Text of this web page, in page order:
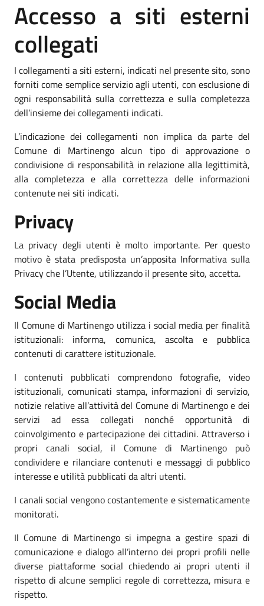
Accesso a siti esterni
collegati
I collegamenti a siti esterni, indicati nel presente sito, sono
forniti come semplice servizio agli utenti, con esclusione di
ogni responsabilità sulla correttezza e sulla completezza
dell’insieme dei collegamenti indicati.
L’indicazione dei collegamenti non implica da parte del
Comune di Martinengo alcun tipo di approvazione o
condivisione di responsabilità in relazione alla legittimità,
alla completezza e alla correttezza delle informazioni
contenute nei siti indicati.
Privacy
La privacy degli utenti è molto importante. Per questo
motivo è stata predisposta un’apposita Informativa sulla
Privacy che l’Utente, utilizzando il presente sito, accetta.
Social Media
Il Comune di Martinengo utilizza i social media per finalità
istituzionali: informa, comunica, ascolta e pubblica
contenuti di carattere istituzionale.
I contenuti pubblicati comprendono fotografie, video
istituzionali, comunicati stampa, informazioni di servizio,
notizie relative all’attività del Comune di Martinengo e dei
servizi ad essa collegati nonché opportunità di
coinvolgimento e partecipazione dei cittadini. Attraverso i
propri canali social, il Comune di Martinengo può
condividere e rilanciare contenuti e messaggi di pubblico
interesse e utilità pubblicati da altri utenti.
I canali social vengono costantemente e sistematicamente
monitorati.
Il Comune di Martinengo si impegna a gestire spazi di
comunicazione e dialogo all’interno dei propri profili nelle
diverse piattaforme social chiedendo ai propri utenti il
rispetto di alcune semplici regole di correttezza, misura e
rispetto.